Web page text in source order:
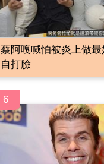
蔡阿嘎喊怕被炎上做
自打臉
6